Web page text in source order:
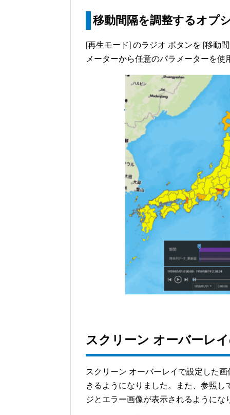
移動間隔を調整するオプ
[再生モード] のラジオ ボタンを [移動
メーターから任意のパラメーターを
スクリーン オーバーレ
スクリーン オーバーレイで設定した
きるようになりました。また、参照
ジとエラー画像が表示されるようにな